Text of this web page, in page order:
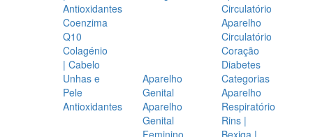
Antioxidantes
Coenzima
Q10
Colagénio
| Cabelo
Unhas e
Pele
Antioxidantes
Circulatório
Aparelho
Circulatório
Coração
Diabetes
Aparelho
Genital
Aparelho
Genital
Feminino
Categorias
Aparelho
Respiratório
Rins |
Bexiga |